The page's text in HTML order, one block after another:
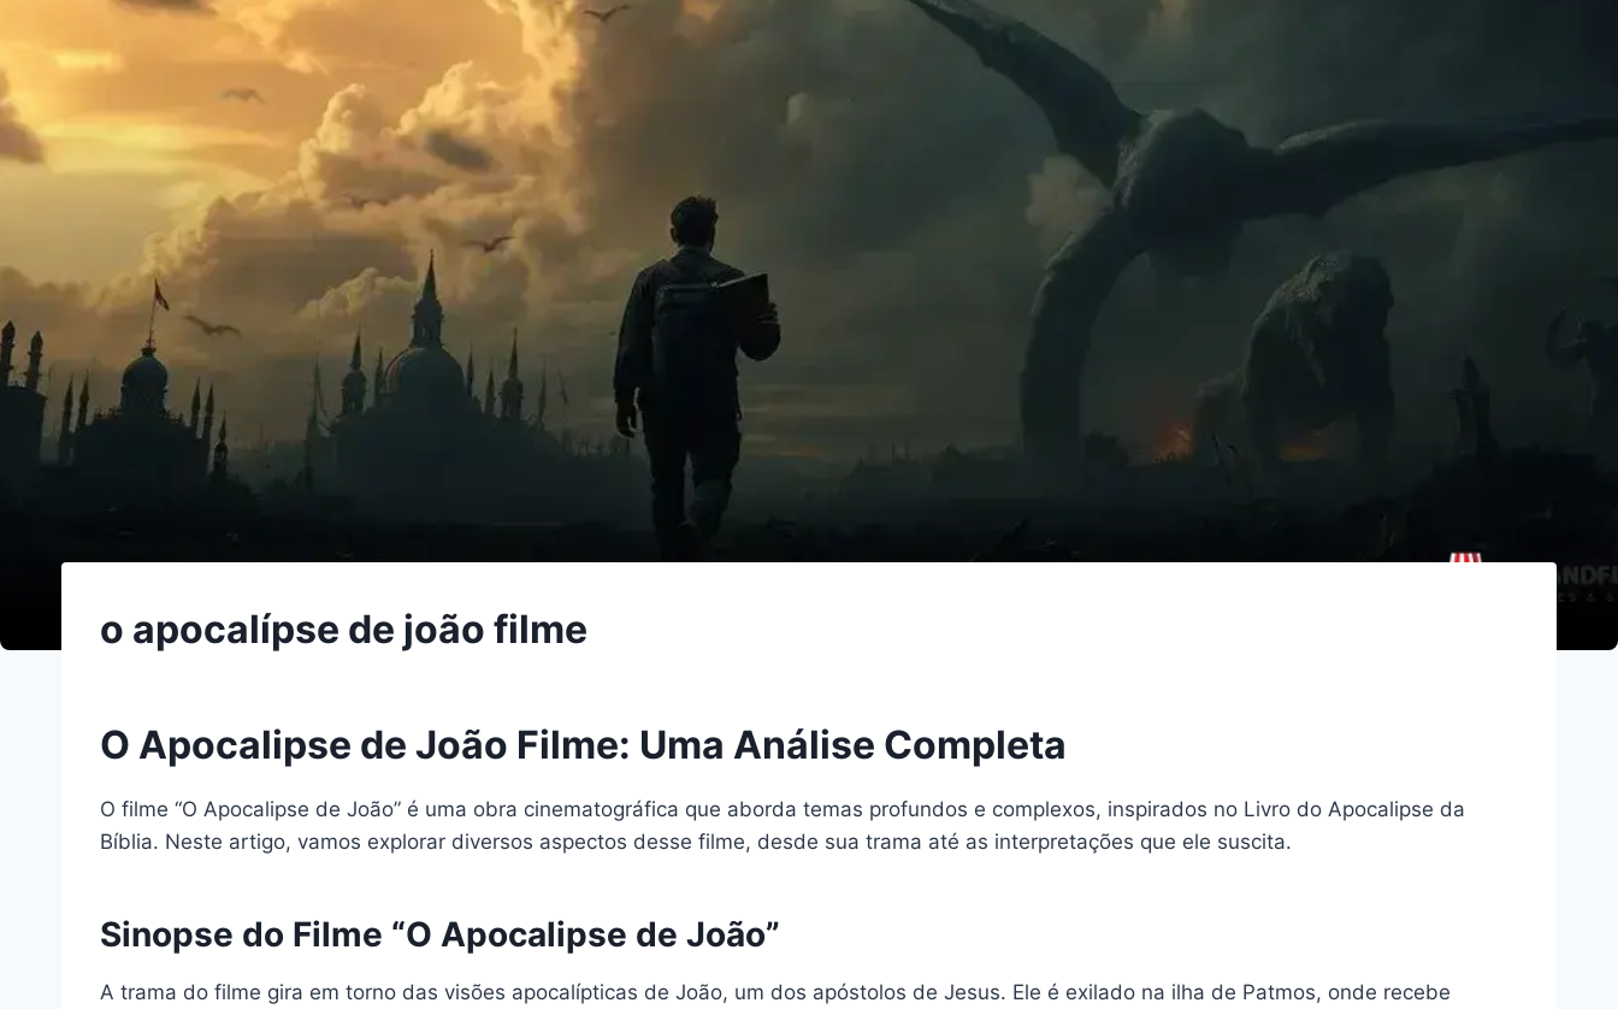
o apocalípse de joão filme
O Apocalipse de João Filme: Uma Análise Completa
O filme “O Apocalipse de João” é uma obra cinematográfica que aborda temas profundos e complexos, inspirados no Livro do Apocalipse da
Bíblia. Neste artigo, vamos explorar diversos aspectos desse filme, desde sua trama até as interpretações que ele suscita.
Sinopse do Filme “O Apocalipse de João”
A trama do filme gira em torno das visões apocalípticas de João, um dos apóstolos de Jesus. Ele é exilado na ilha de Patmos, onde recebe